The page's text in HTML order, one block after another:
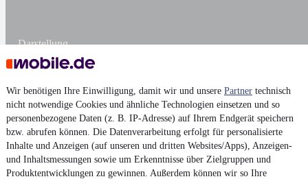
Wir benötigen Ihre Einwilligung, damit wir und unsere Partner technisch
nicht notwendige Cookies und ähnliche Technologien einsetzen und so
personenbezogene Daten (z. B. IP-Adresse) auf Ihrem Endgerät speichern
bzw. abrufen können. Die Datenverarbeitung erfolgt für personalisierte
Inhalte und Anzeigen (auf unseren und dritten Websites/Apps), Anzeigen-
und Inhaltsmessungen sowie um Erkenntnisse über Zielgruppen und
Produktentwicklungen zu gewinnen. Außerdem können wir so Ihre
Darstellung